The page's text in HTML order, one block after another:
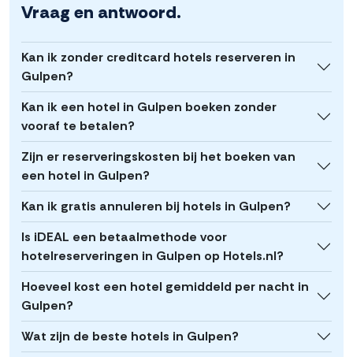
Vraag en antwoord.
Kan ik zonder creditcard hotels reserveren in
Gulpen?
Kan ik een hotel in Gulpen boeken zonder
vooraf te betalen?
Zijn er reserveringskosten bij het boeken van
een hotel in Gulpen?
Kan ik gratis annuleren bij hotels in Gulpen?
Is iDEAL een betaalmethode voor
hotelreserveringen in Gulpen op Hotels.nl?
Hoeveel kost een hotel gemiddeld per nacht in
Gulpen?
Wat zijn de beste hotels in Gulpen?